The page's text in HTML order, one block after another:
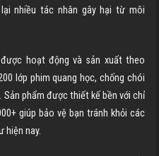
nhiều tác nhân gây hại từ môi
được hoạt động và sản xuất theo
lớp phim quang học, chống chói
phẩm được thiết kế bền với chỉ
giúp bảo vệ bạn tránh khỏi các
hiện nay.